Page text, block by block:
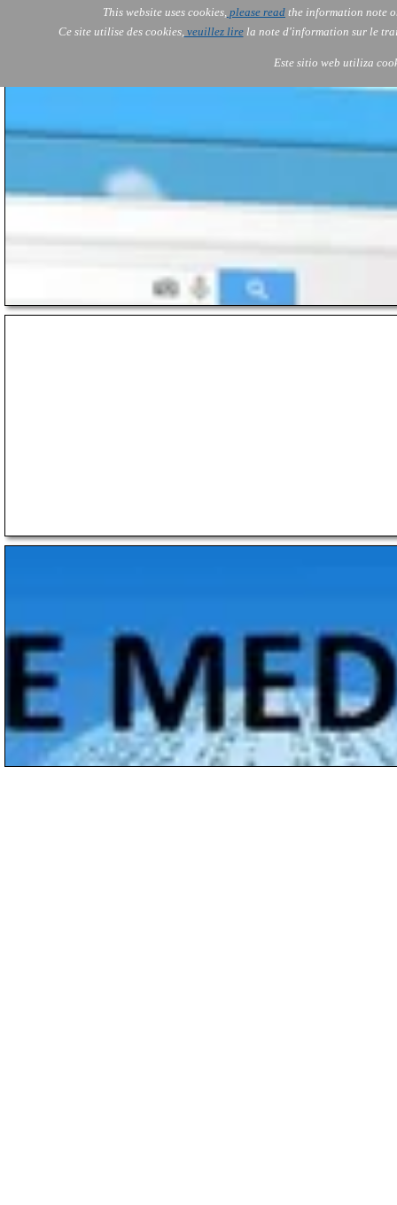
This website uses cookies, please read the information note
Ce site utilise des cookies,veuillez lirela note d'information sur le
Este sitio web utiliza
AOLONE Services